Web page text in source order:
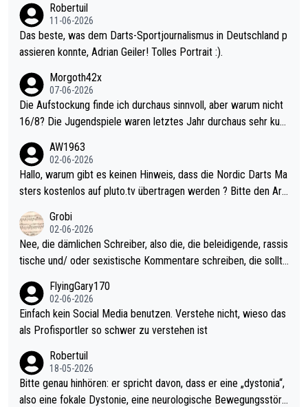
Robertuil
11-06-2026
Das beste, was dem Darts-Sportjournalismus in Deutschland p
assieren konnte, Adrian Geiler! Tolles Portrait :).
Morgoth42x
07-06-2026
Die Aufstockung finde ich durchaus sinnvoll, aber warum nicht
16/8? Die Jugendspiele waren letztes Jahr durchaus sehr kurz
Allerdings ist Mitchell Lawrie als Nummer 1 der Welt eh qualifi
ziert. Somit ändert die automatische Qualifikation des Weltmei
sters erstmal nichts. Ich denke sie wollen damit für nächstes J
ohl wenig WDF Turniere spielen. Dies war bei Archie Self letzt
es Jahr der Fall. Er musste als amtierender Weltmeister durch
den Qualifier und ich glaube kaum, dass Mitchel sich das (in Ve
gas) antun würde, wenn er doch eigentlich die PDC-WM als Zi
el hat.
AW1963
02-06-2026
Hallo, warum gibt es keinen Hinweis, dass die Nordic Darts Ma
sters kostenlos auf pluto.tv übertragen werden ? Bitte den Arti
Grobi
02-06-2026
Nee, die dämlichen Schreiber, also die, die beleidigende, rassis
tische und/ oder sexistische Kommentare schreiben, die sollte
s Leben in den Griff kriegen. Nur eins wundert mich: Luke Little
r war doch neulich erst derjenige, der über Social Media GvV p
rovoziert hat. Und Littlers Mutter schießt öfters mal gegen Ric
FlyingGary170
02-06-2026
Einfach kein Social Media benutzen. Verstehe nicht, wieso das
als Profisportler so schwer zu verstehen ist
Robertuil
18-05-2026
Bitte genau hinhören: er spricht davon, dass er eine „dystonia“,
also eine fokale Dystonie, eine neurologische Bewegungsstöru